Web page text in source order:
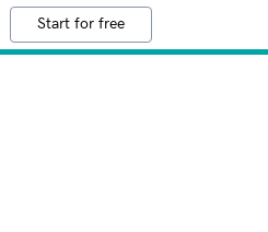
Start for free